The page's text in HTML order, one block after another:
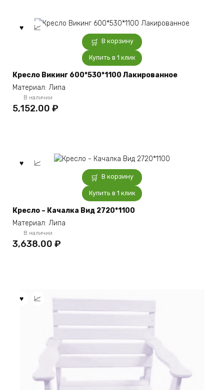
В корзину
Купить в 1 клик
Кресло Викинг 600*530*1100 Лакированное
Материал: Липа
В наличии
5,152.00 ₽
В корзину
Купить в 1 клик
Кресло – Качалка Вид 2720*1100
Материал: Липа
В наличии
3,638.00 ₽